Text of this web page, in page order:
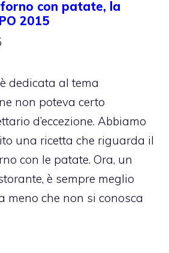
con patate, la
2015
è dedicata al tema
non poteva certo
d’eccezione. Abbiamo
una ricetta che riguarda il
con le patate. Ora, un
è sempre meglio
meno che non si conosca